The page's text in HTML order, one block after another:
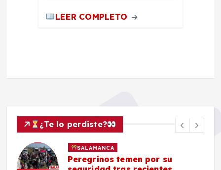
LEER COMPLETO
¿Te lo perdiste?
SALAMANCA
Peregrinos temen por su